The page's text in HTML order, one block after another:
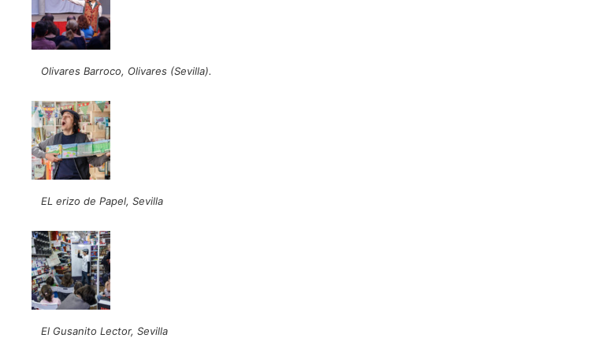
Olivares Barroco, Olivares (Sevilla).
EL erizo de Papel, Sevilla
El Gusanito Lector, Sevilla